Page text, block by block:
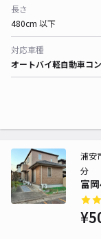
長さ
480cm 以下
対応車種
オートバイ軽自動車コ
富
浦安
分